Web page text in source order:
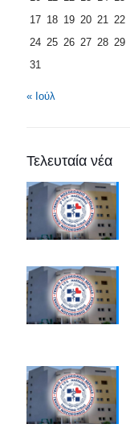
17 18 19 20 21 22
24 25 26 27 28 29
31
« Ιούλ
Τελευταία νέα